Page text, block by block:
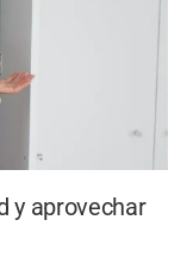
y aprovechar